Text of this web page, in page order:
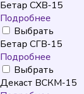
Бетар СХВ-15
Подробнее
Выбрать
Бетар СГВ-15
Подробнее
Выбрать
Декаст ВСКМ-15